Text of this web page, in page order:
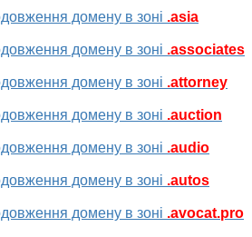
домену в зоні .asia
домену в зоні .associates
домену в зоні .attorney
домену в зоні .auction
домену в зоні .audio
домену в зоні .autos
домену в зоні .avocat.pro